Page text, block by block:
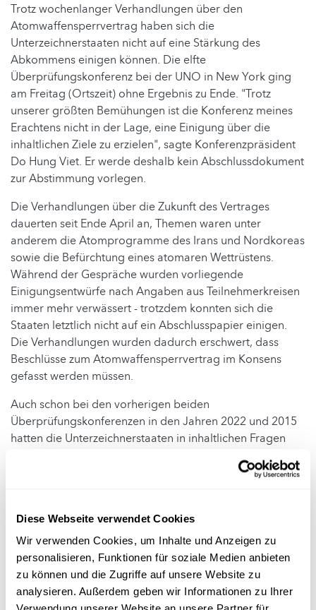
Diese Webseite verwendet Cookies
Wir verwenden Cookies, um Inhalte und Anzeigen zu
personalisieren, Funktionen für soziale Medien anbieten
zu können und die Zugriffe auf unsere Website zu
analysieren. Außerdem geben wir Informationen zu Ihrer
Trotz wochenlanger Verhandlungen über den
Atomwaffensperrvertrag haben sich die
Unterzeichnerstaaten nicht auf eine Stärkung des
Abkommens einigen können. Die elfte
Überprüfungskonferenz bei der UNO in New York ging
am Freitag (Ortszeit) ohne Ergebnis zu Ende. "Trotz
unserer größten Bemühungen ist die Konferenz meines
Erachtens nicht in der Lage, eine Einigung über die
inhaltlichen Ziele zu erzielen", sagte Konferenzpräsident
Do Hung Viet. Er werde deshalb kein Abschlussdokument
zur Abstimmung vorlegen.
Die Verhandlungen über die Zukunft des Vertrages
dauerten seit Ende April an, Themen waren unter
anderem die Atomprogramme des Irans und Nordkoreas
sowie die Befürchtung eines atomaren Wettrüstens.
Während der Gespräche wurden vorliegende
Einigungsentwürfe nach Angaben aus Teilnehmerkreisen
immer mehr verwässert - trotzdem konnten sich die
Staaten letztlich nicht auf ein Abschlusspapier einigen.
Die Verhandlungen wurden dadurch erschwert, dass
Beschlüsse zum Atomwaffensperrvertrag im Konsens
gefasst werden müssen.
Auch schon bei den vorherigen beiden
Überprüfungskonferenzen in den Jahren 2022 und 2015
hatten die Unterzeichnerstaaten in inhaltlichen Fragen
Scheiterns bei den jetzigen Verhandlungen bleibt der
Dem 1970 in Kraft getretenen Atomwaffensperrvertrag
der Vereinten Nationen, der von den fünf damaligen
Atommächten USA, Sowjetunion, China, Frankreich und
Großbritannien ins Leben gerufen wurde, gehören
mittlerweile rund 190 Staaten an. Das Abkommen
verpflichtet die Unterzeichnerstaaten ohne Atomwaffen,